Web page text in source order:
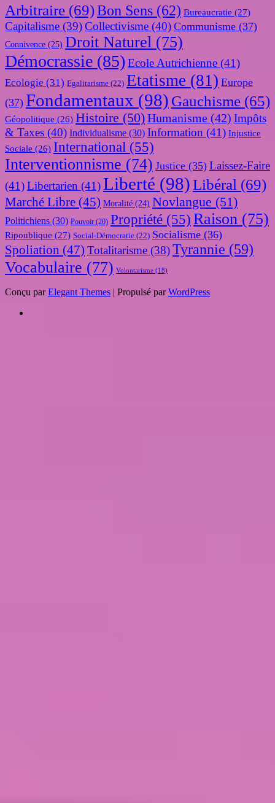
Arbitraire (69)Bon Sens (62) Bureaucratie (27)
Capitalisme (39)Collectivisme (40) Communisme (37)
Connivence (25) Droit Naturel (75)
Démocrassie (85) Ecole Autrichienne (41)
Ecologie (31) Egalitarisme (22) Etatisme (81) Europe
(37) Fondamentaux (98) Gauchisme (65)
Géopolitique (26) Histoire (50)Humanisme (42) Impôts
& Taxes (40) Individualisme (30) Information (41) Injustice
Sociale (26) International (55)
Interventionnisme (74) Justice (35) Laissez-Faire
(41)Libertarien (41)Liberté (98)Libéral (69)
Marché Libre (45) Moralité (24) Novlangue (51)
Politichiens (30) Pouvoir (20) Propriété (55) Raison (75)
Ripoublique (27) Social-Démocratie (22) Socialisme (36)
Spoliation (47) Totalitarisme (38)Tyrannie (59)
Vocabulaire (77) Volontarisme (18)
Conçu parElegant Themes | Propulsé parWordPress